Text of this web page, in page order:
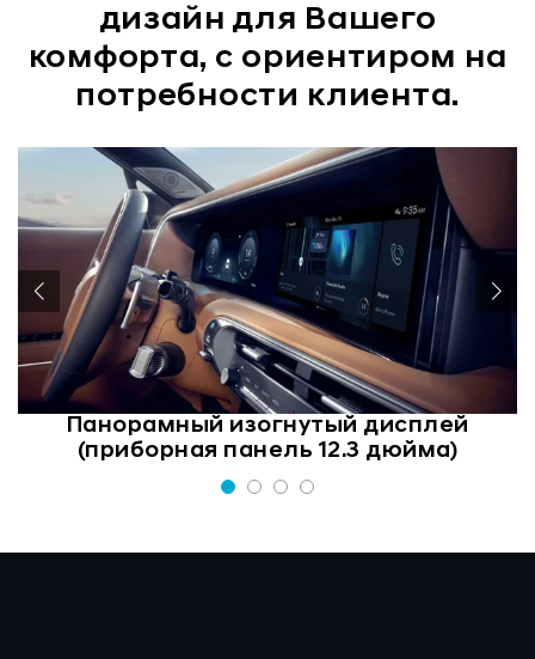
дизайн для Вашего
комфорта, с ориентиром на
потребности клиента.
Панорамный изогнутый дисплей
(приборная панель 12.3 дюйма)